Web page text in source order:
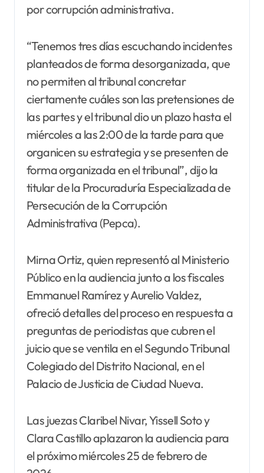
por corrupción administrativa.
“Tenemos tres días escuchando incidentes
planteados de forma desorganizada, que
no permiten al tribunal concretar
ciertamente cuáles son las pretensiones de
las partes y el tribunal dio un plazo hasta el
miércoles a las 2:00 de la tarde para que
organicen su estrategia y se presenten de
forma organizada en el tribunal”, dijo la
titular de la Procuraduría Especializada de
Persecución de la Corrupción
Administrativa (Pepca).
Mirna Ortiz, quien representó al Ministerio
Público en la audiencia junto a los fiscales
Emmanuel Ramírez y Aurelio Valdez,
ofreció detalles del proceso en respuesta a
preguntas de periodistas que cubren el
juicio que se ventila en el Segundo Tribunal
Colegiado del Distrito Nacional, en el
Palacio de Justicia de Ciudad Nueva.
Las juezas Claribel Nivar, Yissell Soto y
Clara Castillo aplazaron la audiencia para
el próximo miércoles 25 de febrero de